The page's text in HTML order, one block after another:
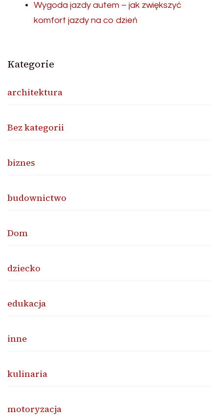
Wygoda jazdy autem – jak zwiększyć
komfort jazdy na co dzień
Kategorie
architektura
Bez kategorii
biznes
budownictwo
Dom
dziecko
edukacja
inne
kulinaria
motoryzacja